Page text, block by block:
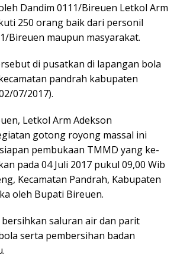
Dandim 0111/Bireuen Letkol Arm
250 orang baik dari personil
Bireuen maupun masyarakat.
di pusatkan di lapangan bola
pandrah kabupaten
07/2017).
Letkol Arm Adekson
gotong royong massal ini
pembukaan TMMD yang ke-
pada 04 Juli 2017 pukul 09,00 Wib
Kecamatan Pandrah, Kabupaten
oleh Bupati Bireuen.
bersihkan saluran air dan parit
serta pembersihan badan